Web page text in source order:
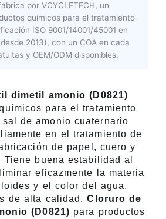
por VCYCLETECH, un
químicos para el tratamiento
ISO 9001/14001/45001 en
2013), con un COA en cada
y OEM/ODM disponibles.
dimetil amonio (D0821)
para el tratamiento
de amonio cuaternario
en el tratamiento de
de papel, cuero y
buena estabilidad al
eficazmente la materia
y el color del agua.
de alta calidad.Cloruro de
(D0821) para productos